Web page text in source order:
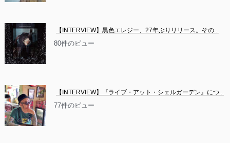
【INTERVIEW】黒色エレジー、27年ぶりリリース。その...
80件のビュー
【INTERVIEW】『ライブ・アット・シェルガーデン』につ...
77件のビュー